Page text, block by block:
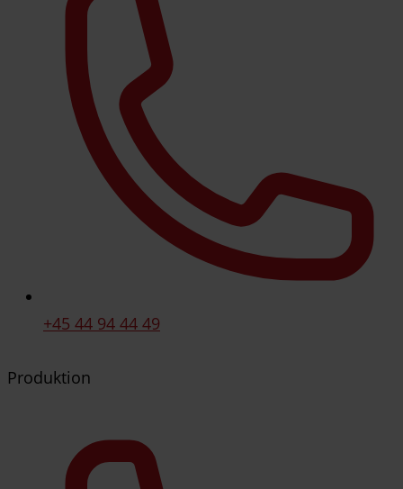
+45 44 94 44 49
Produktion